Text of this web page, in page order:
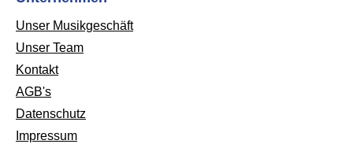
Unser Musikgeschäft
Unser Team
Kontakt
AGB's
Datenschutz
Impressum